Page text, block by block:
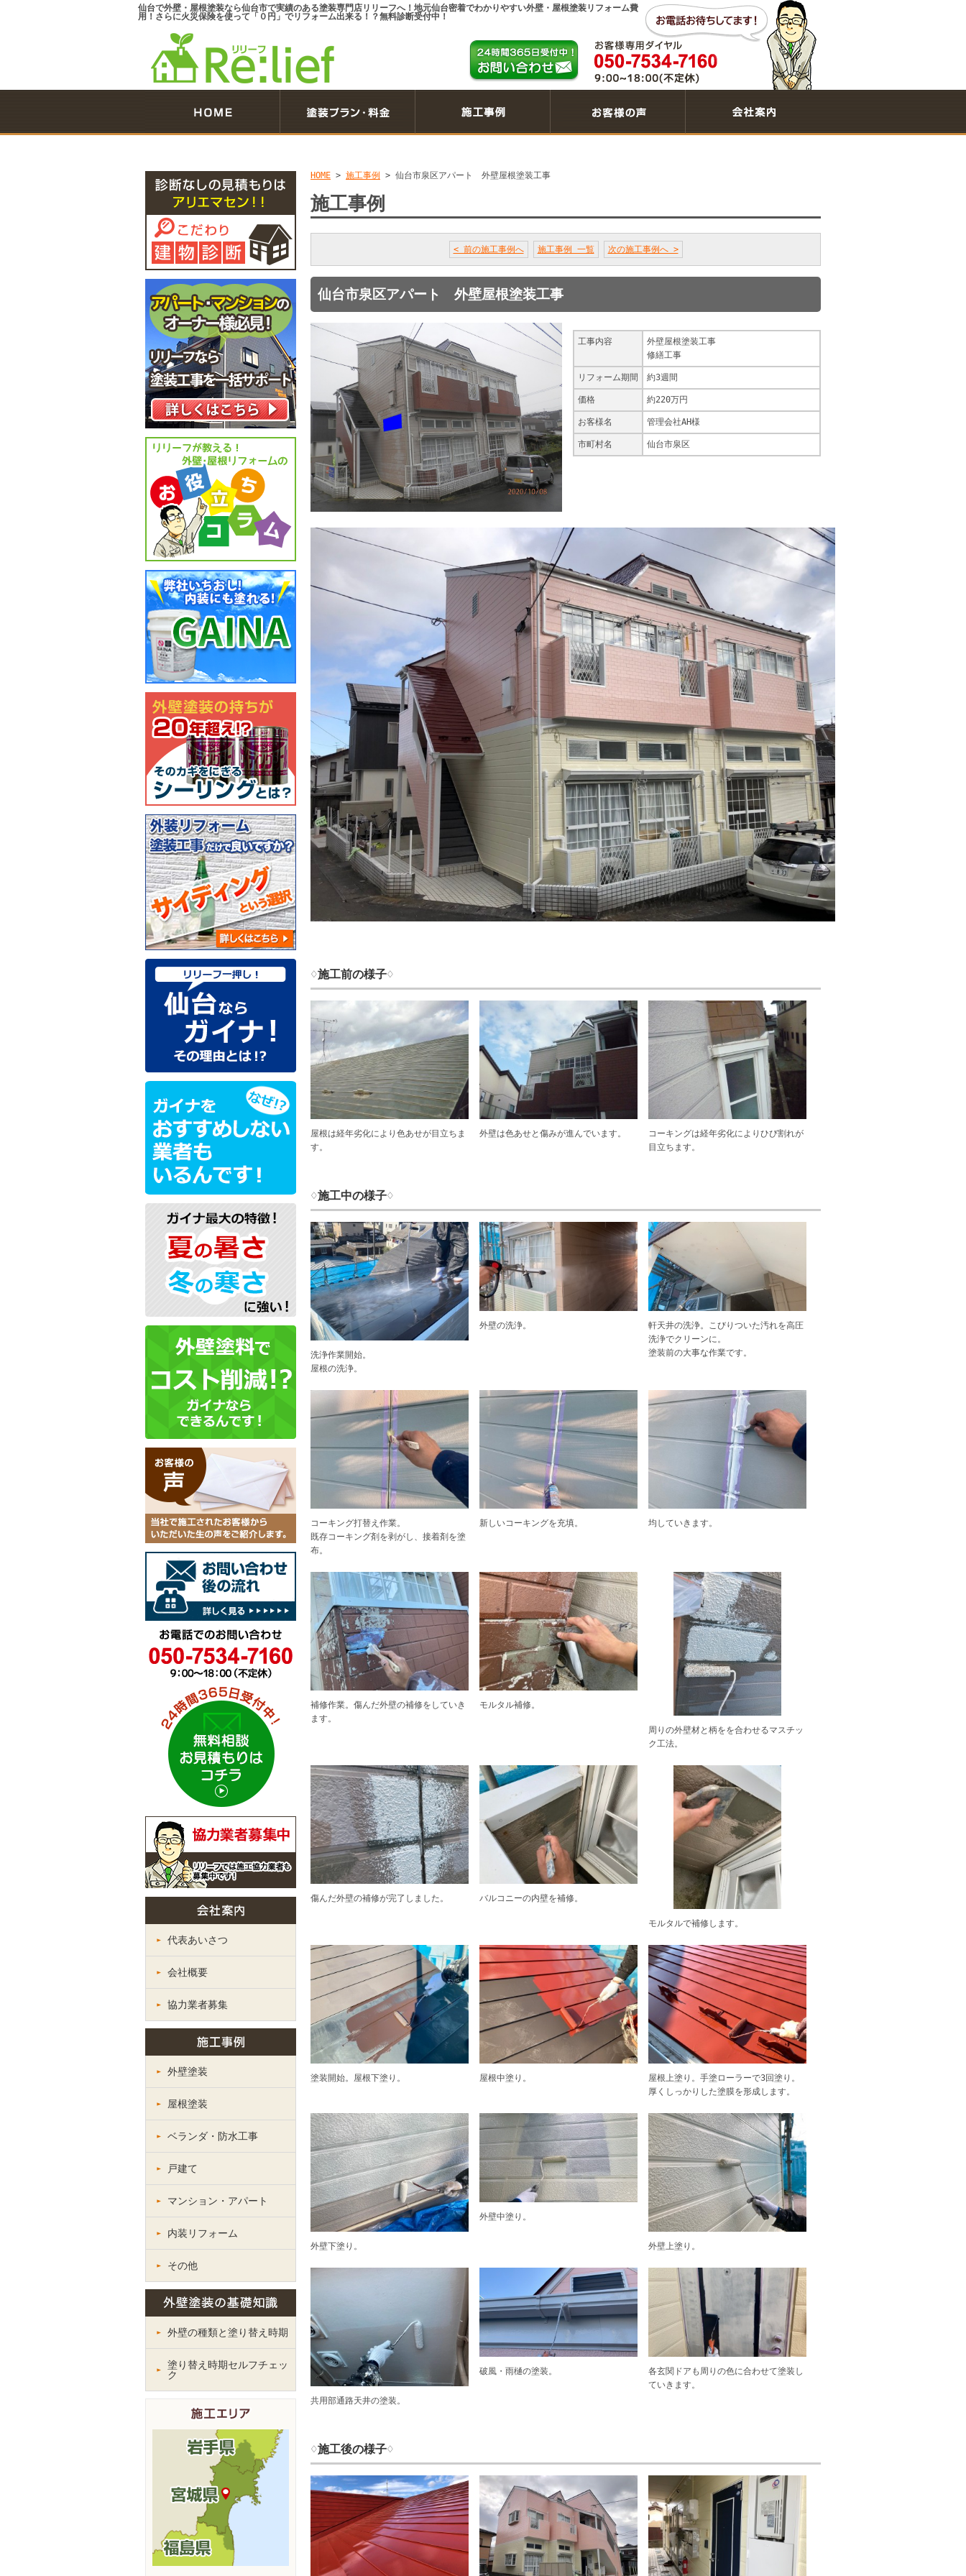
仙台で外壁・屋根塗装なら仙台市で実績のある塗装専門店リリーフへ！地元仙台密着でわかりやすい外壁・屋根塗装リフォーム費
用！さらに火災保険を使って「０円」でリフォーム出来る！？無料診断受付中！
HOME > 施工事例 > 仙台市泉区アパート 外壁屋根塗装工事
施工事例
< 前の施工事例へ 施工事例 一覧 次の施工事例へ >
仙台市泉区アパート 外壁屋根塗装工事
工事内容
外壁屋根塗装工事
修繕工事
リフォーム期間 約3週間
価格 約220万円
お客様名 管理会社AH様
市町村名 仙台市泉区
♢施工前の様子♢
屋根は経年劣化により色あせが目立ちま
す。
外壁は色あせと傷みが進んでいます。
コーキングは経年劣化によりひび割れが
目立ちます。
♢施工中の様子♢
洗浄作業開始。
屋根の洗浄。
外壁の洗浄。
軒天井の洗浄。こびりついた汚れを高圧
洗浄でクリーンに。
塗装前の大事な作業です。
コーキング打替え作業。
既存コーキング剤を剥がし、接着剤を塗
布。
新しいコーキングを充填。 均していきます。
補修作業。傷んだ外壁の補修をしていき
ます。
モルタル補修。
周りの外壁材と柄をを合わせるマスチッ
ク工法。
傷んだ外壁の補修が完了しました。 バルコニーの内壁を補修。
モルタルで補修します。
塗装開始。屋根下塗り。 屋根中塗り。
屋根上塗り。手塗ローラーで3回塗り。
厚くしっかりした塗膜を形成します。
外壁下塗り。
外壁中塗り。
外壁上塗り。
共用部通路天井の塗装。
破風・雨樋の塗装。
各玄関ドアも周りの色に合わせて塗装し
ていきます。
♢施工後の様子♢
代表あいさつ
会社概要
協力業者募集
外壁塗装
屋根塗装
ベランダ・防水工事
戸建て
マンション・アパート
内装リフォーム
その他
外壁の種類と塗り替え時期
塗り替え時期セルフチェッ
ク